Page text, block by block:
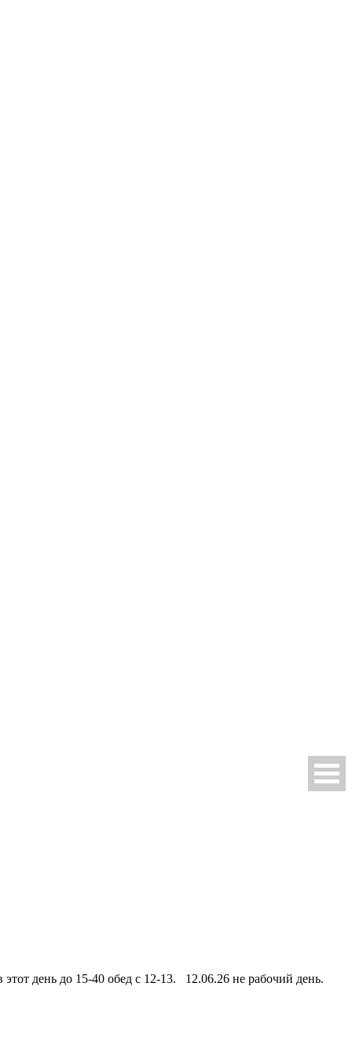
этот день до 15-40 обед с 12-13. 12.06.26 не рабочий день.